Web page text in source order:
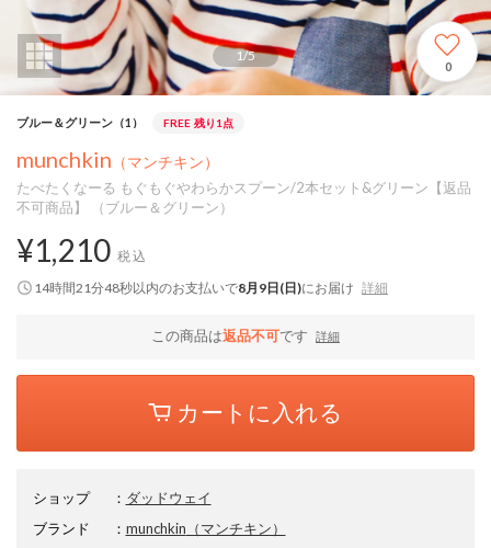
1/5
0
ブルー＆グリーン（1） FREE 残り1点
munchkin （マンチキン）
たべたくなーる もぐもぐやわらかスプーン/2本セット&グリーン【返品
不可商品】 （ブルー＆グリーン）
¥1,210 税込
14時間21分47秒以内のお支払いで8月9日(日)にお届け 詳細
この商品は返品不可です 詳細
カートに入れる
ショップ ： ダッドウェイ
ブランド
： munchkin （マンチキン）